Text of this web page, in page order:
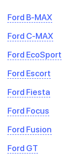
Ford B-MAX
Ford C-MAX
Ford EcoSport
Ford Escort
Ford Fiesta
Ford Focus
Ford Fusion
Ford GT